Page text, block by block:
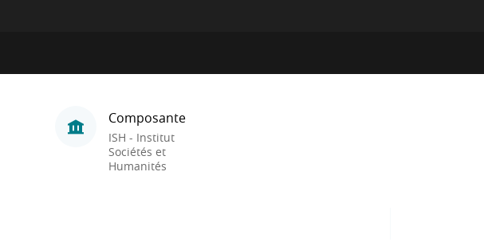
Composante
ISH - Institut
Sociétés et
Humanités